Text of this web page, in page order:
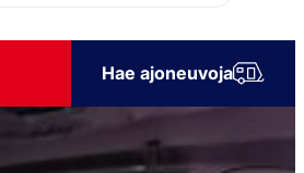
Hae ajoneuvoja